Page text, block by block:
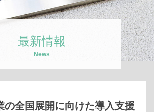
最新情報
News
の全国展開に向けた導入支援